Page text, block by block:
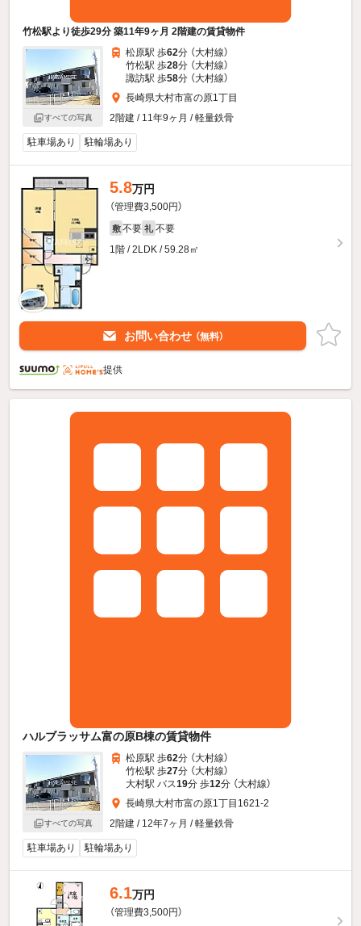
竹松駅より徒歩29分 築11年9ヶ月 2階建の賃貸物件
すべての写真
松原駅 歩62分 （大村線）
竹松駅 歩28分 （大村線）
諏訪駅 歩58分 （大村線）
長崎県大村市富の原1丁目
2階建 / 11年9ヶ月 / 軽量鉄骨
駐車場あり 駐輪場あり
5.8万円
（管理費3,500円）
敷 不要 礼 不要
1階 / 2LDK / 59.28㎡
お問い合わせ （無料）
提供
ハルブラッサム富の原B棟の賃貸物件
すべての写真
松原駅 歩62分 （大村線）
竹松駅 歩27分 （大村線）
大村駅 バス19分 歩12分 （大村線）
長崎県大村市富の原1丁目1621-2
2階建 / 12年7ヶ月 / 軽量鉄骨
駐車場あり 駐輪場あり
6.1万円
（管理費3,500円）